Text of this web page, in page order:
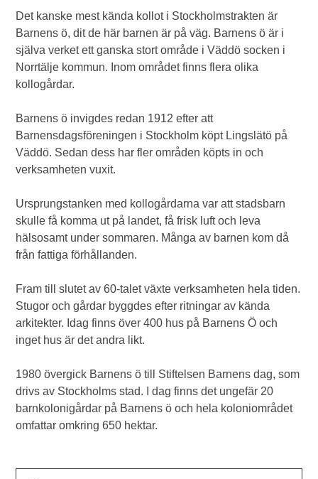
Det kanske mest kända kollot i Stockholmstrakten är
Barnens ö, dit de här barnen är på väg. Barnens ö är i
själva verket ett ganska stort område i Väddö socken i
Norrtälje kommun. Inom området finns flera olika
kollogårdar.
Barnens ö invigdes redan 1912 efter att
Barnensdagsföreningen i Stockholm köpt Lingslätö på
Väddö. Sedan dess har fler områden köpts in och
verksamheten vuxit.
Ursprungstanken med kollogårdarna var att stadsbarn
skulle få komma ut på landet, få frisk luft och leva
hälsosamt under sommaren. Många av barnen kom då
från fattiga förhållanden.
Fram till slutet av 60-talet växte verksamheten hela tiden.
Stugor och gårdar byggdes efter ritningar av kända
arkitekter. Idag finns över 400 hus på Barnens Ö och
inget hus är det andra likt.
1980 övergick Barnens ö till Stiftelsen Barnens dag, som
drivs av Stockholms stad. I dag finns det ungefär 20
barnkolonigårdar på Barnens ö och hela koloniområdet
omfattar omkring 650 hektar.